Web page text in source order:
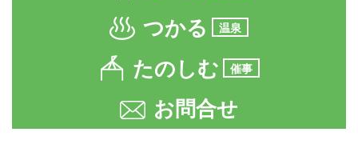
つかる 温泉
たのしむ 催事
お問合せ